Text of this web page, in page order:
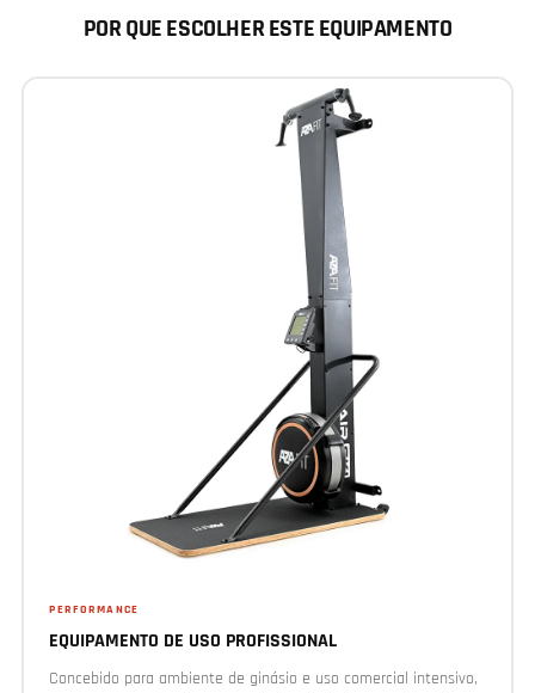
POR QUE ESCOLHER ESTE EQUIPAMENTO
PERFORMANCE
EQUIPAMENTO DE USO PROFISSIONAL
Concebido para ambiente de ginásio e uso comercial intensivo,